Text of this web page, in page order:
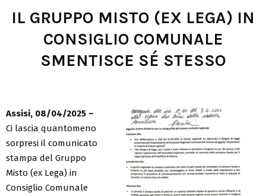
IL GRUPPO MISTO (EX LEGA) IN
CONSIGLIO COMUNALE
SMENTISCE SÉ STESSO
Assisi, 08/04/2025 –
Ci lascia quantomeno
sorpresi il comunicato
stampa del Gruppo
Misto (ex Lega) in
Consiglio Comunale